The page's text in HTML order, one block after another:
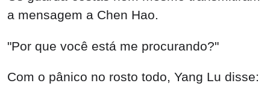
Com o pânico no rosto todo, Yang Lu disse: